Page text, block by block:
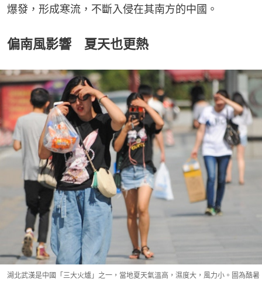
爆發，形成寒流，不斷入侵在其南方的中國。
偏南風影響 夏天也更熱
湖北武漢是中國「三大火爐」之一，當地夏天氣溫高，濕度大，風力小。圖為酷暑